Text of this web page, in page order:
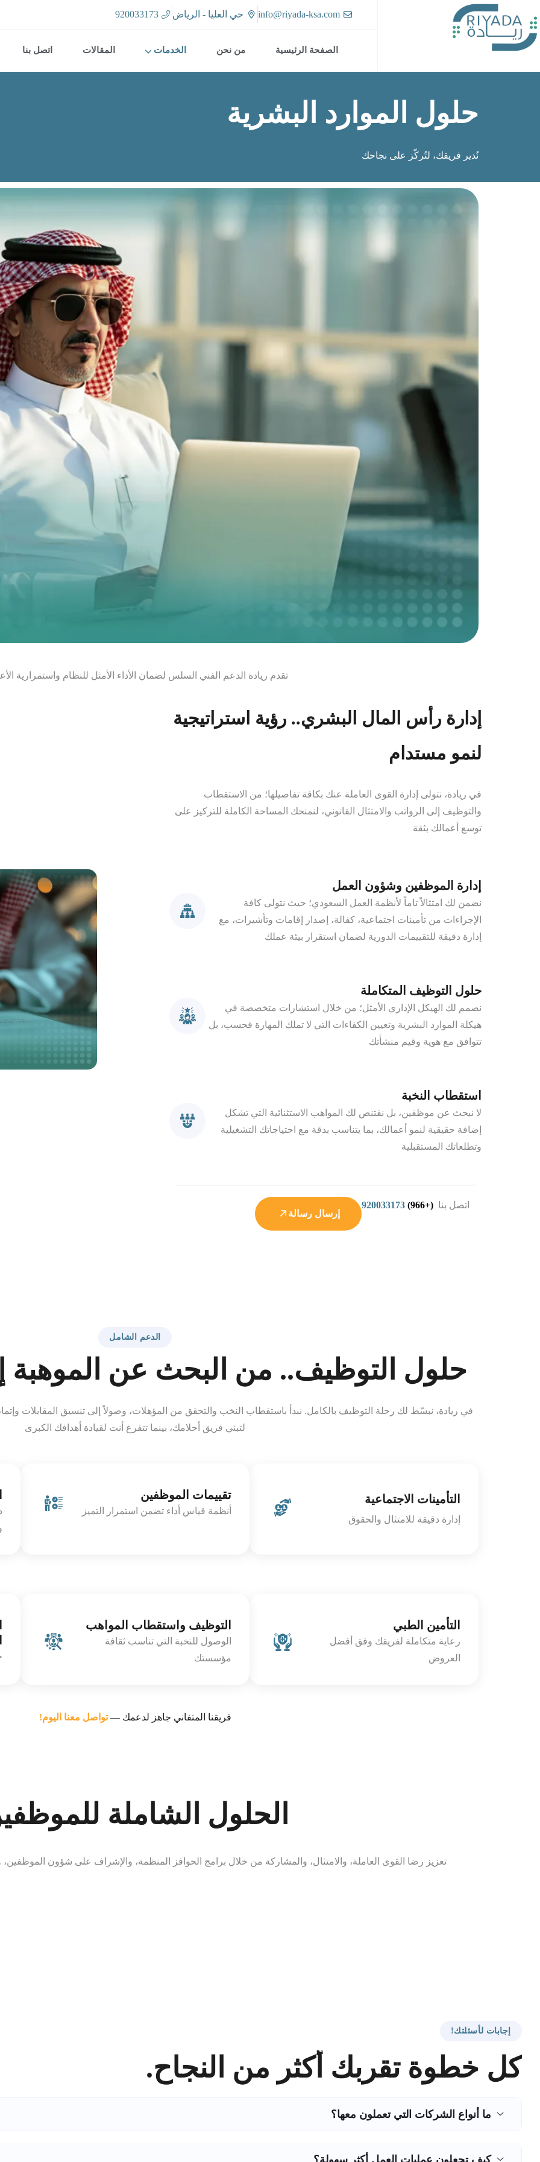
info@riyada-ksa.com حي العليا - الرياض 920033173
الصفحة الرئيسية من نحن الخدمات المقالات اتصل بنا
حلول الموارد البشرية
نُدير فريقك، لتُركّز على نجاحك
تقدم ريادة الدعم الفني السلس لضمان الأداء الأمثل للنظام واستمرارية
إدارة رأس المال البشري.. رؤية استراتيجية
لنمو مستدام
في ريادة، نتولى إدارة القوى العاملة عنك بكافة تفاصيلها؛ من الاستقطاب
والتوظيف إلى الرواتب والامتثال القانوني، لنمنحك المساحة الكاملة للتركيز على
توسع أعمالك بثقة
إدارة الموظفين وشؤون العمل
نضمن لك امتثالاً تاماً لأنظمة العمل السعودي؛ حيث نتولى كافة
الإجراءات من تأمينات اجتماعية، كفالة، إصدار إقامات وتأشيرات، مع
إدارة دقيقة للتقييمات الدورية لضمان استقرار بيئة عملك
حلول التوظيف المتكاملة
نصمم لك الهيكل الإداري الأمثل؛ من خلال استشارات متخصصة في
هيكلة الموارد البشرية وتعيين الكفاءات التي لا تملك المهارة فحسب، بل
تتوافق مع هوية وقيم منشأتك
استقطاب النخبة
لا نبحث عن موظفين، بل نقتنص لك المواهب الاستثنائية التي تشكل
إضافة حقيقية لنمو أعمالك، بما يتناسب بدقة مع احتياجاتك التشغيلية
وتطلعاتك المستقبلية
اتصل بنا (+966)
920033173
إرسال رسالة
الدعم الشامل
حلول التوظيف.. من البحث عن الموهبة
في ريادة، نبسّط لك رحلة التوظيف بالكامل. نبدأ باستقطاب النخب والتحقق من المؤهلات، وصولاً إلى تنسيق المقابلات وإتمام
لتبني فريق أحلامك، بينما تتفرغ أنت لقيادة أهدافك الكبرى
التأمينات الاجتماعية
إدارة دقيقة للامتثال والحقوق
تقييمات الموظفين
أنظمة قياس أداء تضمن استمرار التميز
التأمين الطبي
رعاية متكاملة لفريقك وفق أفضل
العروض
التوظيف واستقطاب المواهب
الوصول للنخبة التي تناسب ثقافة
مؤسستك
فريقنا المتفاني جاهز لدعمك —تواصل معنا اليوم!
الحلول الشاملة
تعزيز رضا القوى العاملة، والامتثال، والمشاركة من خلال برامج الحوافز المنظمة، والإشراف على شؤون الموظفين،
إجابات لأسئلتك!
كل خطوة تقربك أكثر من النجاح.
ما أنواع الشركات التي تعملون معها؟
كيف تجعلون عمليات العمل أكثر سهولة؟